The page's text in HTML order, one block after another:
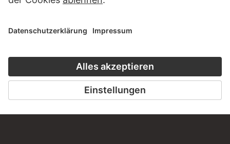
KONTAKT
Haben Sie Anregungen, Fragen oder Informationen zu
SCHREIBEN SIE UNS